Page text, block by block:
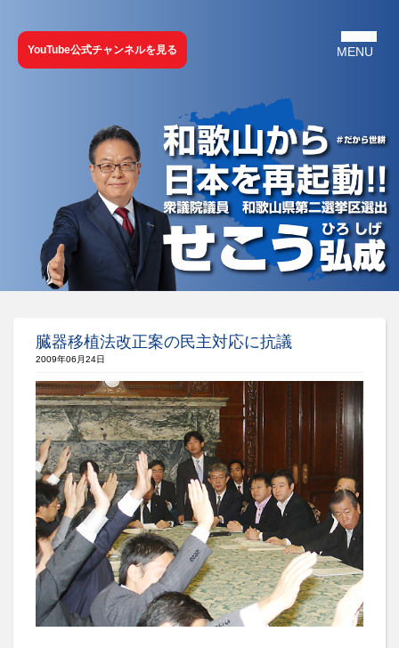
YouTube公式チャンネルを見る
臓器移植法改正案の民主対応に抗議
2009年06月24日